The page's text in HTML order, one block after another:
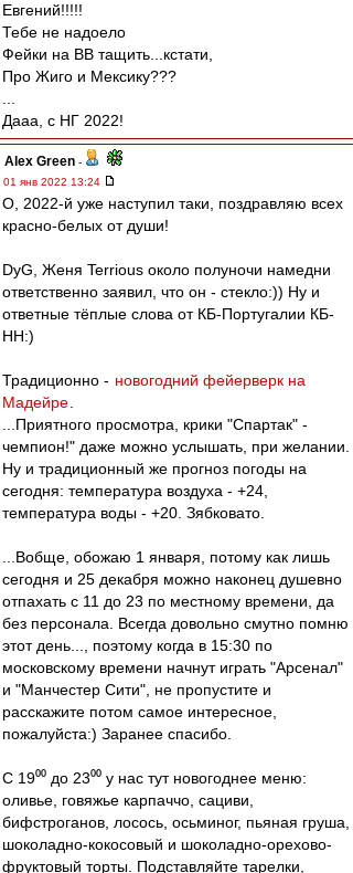
Евгений!!!!!
Тебе не надоело
Фейки на ВВ тащить...кстати,
Про Жиго и Мексику???
Дааа, с НГ 2022!
Alex Green -
01 янв 2022 13:24
О, 2022-й уже наступил таки, поздравляю всех
красно-белых от души!
DyG, Женя Terrious около полуночи намедни
ответственно заявил, что он - стекло:)) Ну и
ответные тёплые слова от КБ-Португалии КБ-
НН:)
Традиционно - новогодний фейерверк на
Мадейре
...Приятного просмотра, крики "Спартак" -
чемпион!" даже можно услышать, при желании.
Ну и традиционный же прогноз погоды на
сегодня: температура воздуха - +24,
температура воды - +20. Зябковато.
...Вобще, обожаю 1 января, потому как лишь
сегодня и 25 декабря можно наконец душевно
отпахать с 11 до 23 по местному времени, да
без персонала. Всегда довольно смутно помню
этот день..., поэтому когда в 15:30 по
московскому времени начнут играть "Арсенал"
и "Манчестер Сити", не пропустите и
расскажите потом самое интересное,
пожалуйста:) Заранее спасибо.
С 19⁰⁰ до 23⁰⁰ у нас тут новогоднее меню:
оливье, говяжье карпаччо, сациви,
бифстроганов, лосось, осьминог, пьяная груша,
шоколадно-кокосовый и шоколадно-орехово-
фруктовый торты. Подставляйте тарелки,